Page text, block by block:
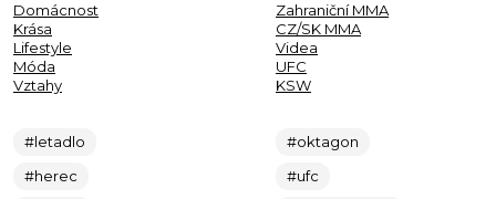
Domácnost
Krása
Lifestyle
Móda
Vztahy
#letadlo
#herec
Zahraniční MMA
CZ/SK MMA
Videa
UFC
KSW
#oktagon
#ufc